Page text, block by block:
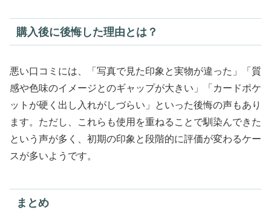
購入後に後悔した理由とは？
悪い口コミには、「写真で見た印象と実物が違った」「質
感や色味のイメージとのギャップが大きい」「カードポケ
ットが硬く出し入れがしづらい」といった後悔の声もあり
ます。ただし、これらも使用を重ねることで馴染んできた
という声が多く、初期の印象と段階的に評価が変わるケー
スが多いようです。
まとめ